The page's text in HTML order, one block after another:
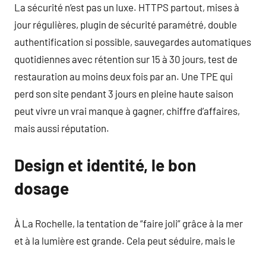
La sécurité n’est pas un luxe. HTTPS partout, mises à
jour régulières, plugin de sécurité paramétré, double
authentification si possible, sauvegardes automatiques
quotidiennes avec rétention sur 15 à 30 jours, test de
restauration au moins deux fois par an. Une TPE qui
perd son site pendant 3 jours en pleine haute saison
peut vivre un vrai manque à gagner, chiffre d’affaires,
mais aussi réputation.
Design et identité, le bon
dosage
À La Rochelle, la tentation de “faire joli” grâce à la mer
et à la lumière est grande. Cela peut séduire, mais le